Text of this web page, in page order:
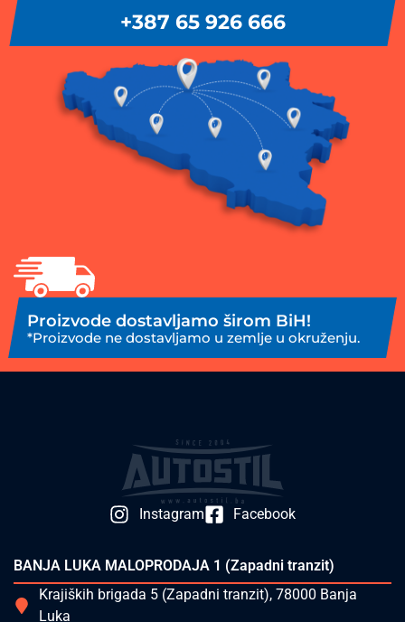
+387 65 926 666
Proizvode dostavljamo širom BiH!
*Proizvode ne dostavljamo u zemlje u okruženju.
Instagram Facebook
BANJA LUKA MALOPRODAJA 1 (Zapadni tranzit)
Krajiških brigada 5 (Zapadni tranzit), 78000 Banja
Luka